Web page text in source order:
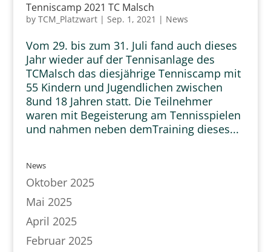
Tenniscamp 2021 TC Malsch
by TCM_Platzwart| Sep. 1, 2021 | News
Vom 29. bis zum 31. Juli fand auch dieses
Jahr wieder auf der Tennisanlage des
TCMalsch das diesjährige Tenniscamp mit
55 Kindern und Jugendlichen zwischen
8und 18 Jahren statt. Die Teilnehmer
waren mit Begeisterung am Tennisspielen
und nahmen neben demTraining dieses...
News
Oktober 2025
Mai 2025
April 2025
Februar 2025